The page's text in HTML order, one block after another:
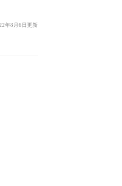
年8月6日更新